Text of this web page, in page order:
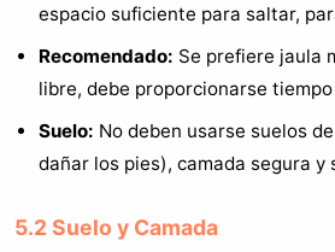
espacio suficiente para saltar,
Recomendado: Se prefiere jaula
libre, debe proporcionarse
Suelo: No deben usarse suelos
dañar los pies), camada segura y
5.2 Suelo y Camada